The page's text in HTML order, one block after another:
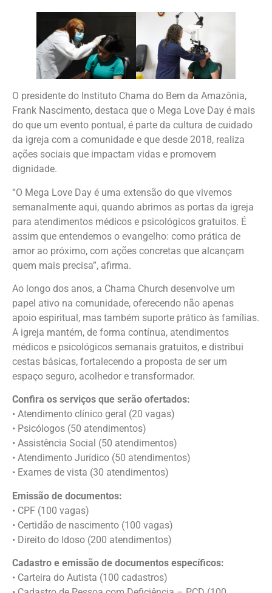
O presidente do Instituto Chama do Bem da Amazônia,
Frank Nascimento, destaca que o Mega Love Day é mais
do que um evento pontual, é parte da cultura de cuidado
da igreja com a comunidade e que desde 2018, realiza
ações sociais que impactam vidas e promovem
dignidade.
“O Mega Love Day é uma extensão do que vivemos
semanalmente aqui, quando abrimos as portas da igreja
para atendimentos médicos e psicológicos gratuitos. É
assim que entendemos o evangelho: como prática de
amor ao próximo, com ações concretas que alcançam
quem mais precisa”, afirma.
Ao longo dos anos, a Chama Church desenvolve um
papel ativo na comunidade, oferecendo não apenas
apoio espiritual, mas também suporte prático às famílias.
A igreja mantém, de forma contínua, atendimentos
médicos e psicológicos semanais gratuitos, e distribui
cestas básicas, fortalecendo a proposta de ser um
espaço seguro, acolhedor e transformador.
Confira os serviços que serão ofertados:
• Atendimento clínico geral (20 vagas)
• Psicólogos (50 atendimentos)
• Assistência Social (50 atendimentos)
• Atendimento Jurídico (50 atendimentos)
• Exames de vista (30 atendimentos)
Emissão de documentos:
• CPF (100 vagas)
• Certidão de nascimento (100 vagas)
• Direito do Idoso (200 atendimentos)
Cadastro e emissão de documentos específicos:
• Carteira do Autista (100 cadastros)